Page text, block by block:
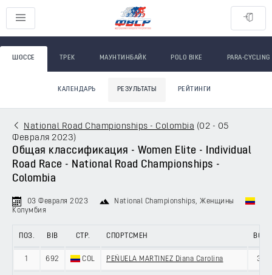
ШОССЕ ТРЕК МАУНТИНБАЙК POLO BIKE PARA-CYCLING
КАЛЕНДАРЬ РЕЗУЛЬТАТЫ РЕЙТИНГИ
National Road Championships - Colombia (02 - 05
Февраля 2023)
Общая классификация - Women Elite - Individual
Road Race - National Road Championships -
Colombia
03 Февраля 2023 National Championships, Женщины
Колумбия
ПОЗ. BIB СТР. СПОРТСМЕН ВОЗ.
1 692 COL PEÑUELA MARTINEZ Diana Carolina 37